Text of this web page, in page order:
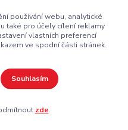
barev Duha
424 Kč
350 Kč bez DPH
Přidat do košíku
používání webu, analytické
také pro účely cílení reklamy
vlastních preferencí
ve spodní části stránek.
Souhlasím
zde.